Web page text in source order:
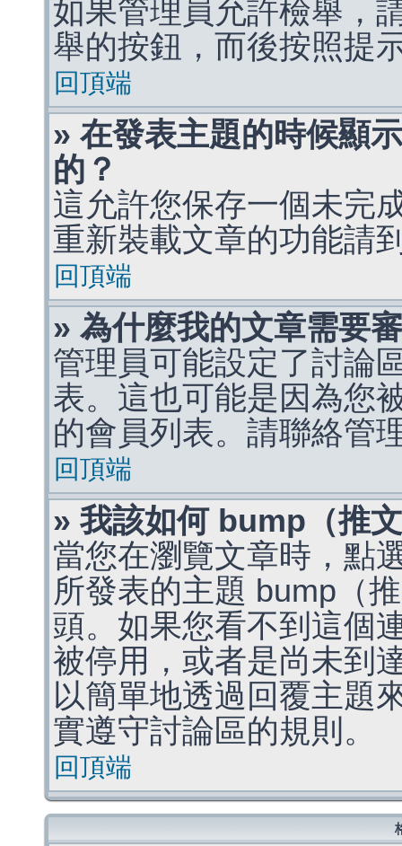
如果管理員允許檢舉，
舉的按鈕，而後按照提
回頂端
» 在發表主題的時候顯
的？
這允許您保存一個未完
重新裝載文章的功能請
回頂端
» 為什麼我的文章需要
管理員可能設定了討論
表。這也可能是因為您
的會員列表。請聯絡管
回頂端
» 我該如何 bump（推
當您在瀏覽文章時，點
所發表的主題 bump（
頭。如果您看不到這個
被停用，或者是尚未到
以簡單地透過回覆主題
實遵守討論區的規則。
回頂端